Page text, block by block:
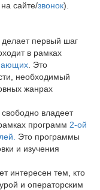
на сайте/звонок).
делает первый шаг
в рамках
. Это
необходимый
жанрах
владеет
программ 2-ой
Это программы
и изучения
интересен тем, кто
и операторским